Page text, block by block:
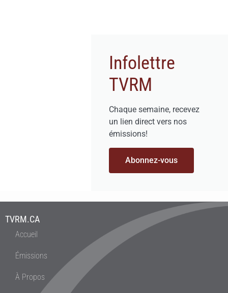
Infolettre
TVRM
Chaque semaine, recevez
un lien direct vers nos
émissions!
Abonnez-vous
TVRM.CA
Accueil
Émissions
À Propos